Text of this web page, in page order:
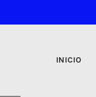
INICIO